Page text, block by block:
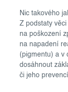
Nic takového
Z podstaty
na poškození
na napadení
(pigmentu) a v
dosáhnout
či jeho